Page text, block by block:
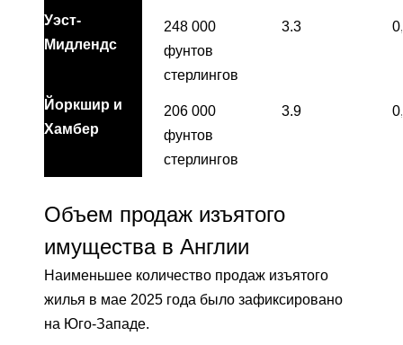
Уэст-
Мидлендс
248 000
фунтов
стерлингов
3.3
Йоркшир и
Хамбер
206 000
фунтов
стерлингов
3.9
Объем продаж изъятого
имущества в Англии
Наименьшее количество продаж изъятого
жилья в мае 2025 года было зафиксировано
на Юго-Западе.